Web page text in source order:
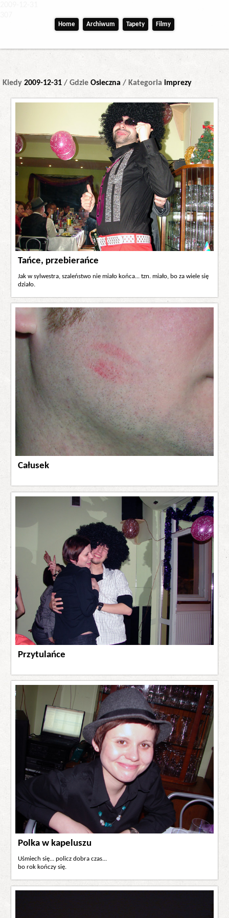
Home Archiwum Tapety Filmy
Kiedy 2009-12-31 / Gdzie Osieczna/ Kategoria imprezy
Tańce, przebierańce
Jak w sylwestra, szaleństwo nie miało końca... tzn. miało, bo za wiele się
działo.
Całusek
Przytulańce
Polka w kapeluszu
Uśmiech się... policz dobra czas...
bo rok kończy się.